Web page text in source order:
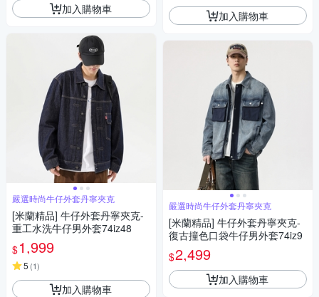
加入購物車
嚴選時尚牛仔外套丹寧夾克
[米蘭精品] 牛仔外套丹寧夾克-
重工水洗牛仔男外套74iz48
$1,999
5 (1)
加入購物車
加入購物車
嚴選時尚牛仔外套丹寧夾克
[米蘭精品] 牛仔外套丹寧夾克-
復古撞色口袋牛仔男外套74iz9
$2,499
加入購物車